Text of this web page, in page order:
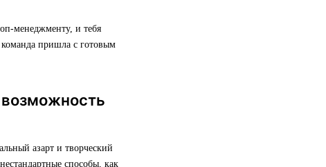
менеджменту, и тебя
пришла с готовым
азарт и творческий
способы, как